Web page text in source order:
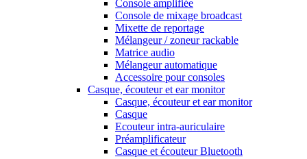
Console amplifiée
Console de mixage broadcast
Mixette de reportage
Mélangeur / zoneur rackable
Matrice audio
Mélangeur automatique
Accessoire pour consoles
Casque, écouteur et ear monitor
Casque, écouteur et ear monitor
Casque
Ecouteur intra-auriculaire
Préamplificateur
Casque et écouteur Bluetooth